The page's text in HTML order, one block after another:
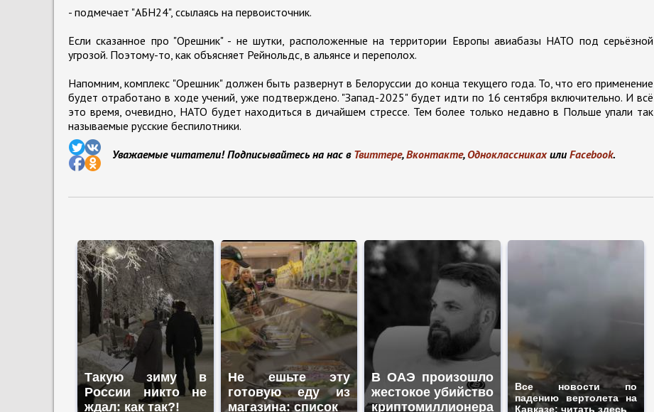
- подмечает "АБН24", ссылаясь на первоисточник.
Если сказанное про "Орешник" - не шутки, расположенные на территории Европы авиабазы НАТО под серьёзной
угрозой. Поэтому-то, как объясняет Рейнольдс, в альянсе и переполох.
Напомним, комплекс "Орешник" должен быть развернут в Белоруссии до конца текущего года. То, что его применение
будет отработано в ходе учений, уже подтверждено. "Запад-2025" будет идти по 16 сентября включительно. И всё
это время, очевидно, НАТО будет находиться в дичайшем стрессе. Тем более только недавно в Польше упали так
называемые русские беспилотники.
Уважаемые читатели! Подписывайтесь на нас в Твиттере,Вконтакте, Одноклассникахили Facebook.
Такую зиму в
России никто не
ждал: как так?!
Не ешьте эту
готовую еду из
магазина: список
В ОАЭ произошло
жестокое убийство
криптомиллионера
Все новости по
падению вертолета на
Кавказе: читать здесь